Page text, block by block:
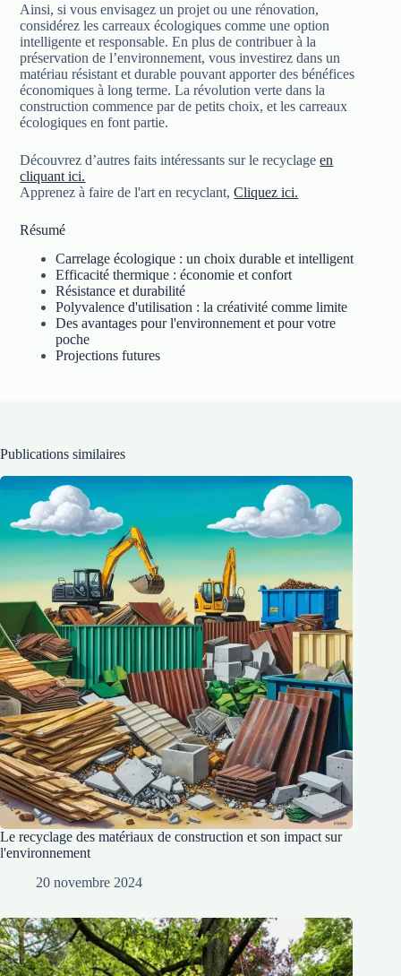
Ainsi, si vous envisagez un projet ou une rénovation,
considérez les carreaux écologiques comme une option
intelligente et responsable. En plus de contribuer à la
préservation de l’environnement, vous investirez dans un
matériau résistant et durable pouvant apporter des bénéfices
économiques à long terme. La révolution verte dans la
construction commence par de petits choix, et les carreaux
écologiques en font partie.
Découvrez d’autres faits intéressants sur le recyclageen
cliquant ici.
Apprenez à faire de l'art en recyclant,Cliquez ici.
Résumé
Carrelage écologique : un choix durable et intelligent
Efficacité thermique : économie et confort
Résistance et durabilité
Polyvalence d'utilisation : la créativité comme limite
Des avantages pour l'environnement et pour votre
poche
Projections futures
Publications similaires
Le recyclage des matériaux de construction et son impact sur
l'environnement
20 novembre 2024